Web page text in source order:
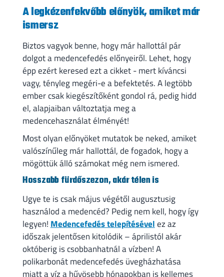
A legkézenfekvőbb előnyök, amiket már
ismersz
Biztos vagyok benne, hogy már hallottál pár
dolgot a medencefedés előnyeiről. Lehet, hogy
épp ezért keresed ezt a cikket - mert kíváncsi
vagy, tényleg megéri-e a befektetés. A legtöbb
ember csak kiegészítőként gondol rá, pedig hidd
el, alapjaiban változtatja meg a
medencehasználat élményét!
Most olyan előnyöket mutatok be neked, amiket
valószínűleg már hallottál, de fogadok, hogy a
mögöttük álló számokat még nem ismered.
Hosszabb fürdőszezon, akár télen is
Ugye te is csak május végétől augusztusig
használod a medencéd? Pedig nem kell, hogy így
legyen! Medencefedés telepítésévelez az
időszak jelentősen kitolódik – áprilistól akár
októberig is csobbanhatnál a vízben! A
polikarbonát medencefedés üvegházhatása
miatt a víz a hűvösebb hónapokban is kellemes